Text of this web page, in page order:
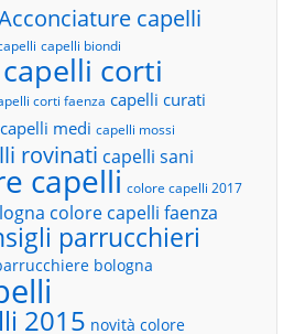
capelli
capelli biondi
capelli corti
corti faenza capelli curati
capelli medi capelli mossi
rovinati capelli sani
capelli colore capelli 2017
colore capelli faenza
parrucchieri
bologna
2015 novità colore